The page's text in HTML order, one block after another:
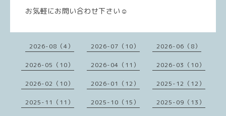
お気軽にお問い合わせ下さい☺️
2026-08（4） 2026-07（10） 2026-06（8）
2026-05（10） 2026-04（11） 2026-03（10）
2026-02（10） 2026-01（12） 2025-12（12）
2025-11（11） 2025-10（15） 2025-09（13）